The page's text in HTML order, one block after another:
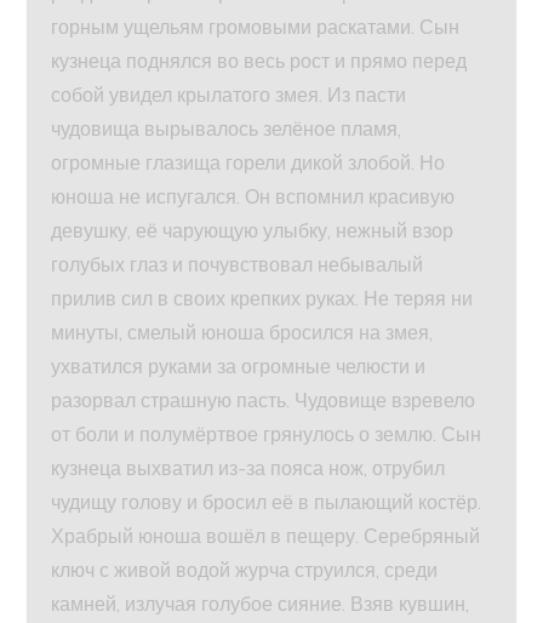
горным ущельям громовыми раскатами. Сын
кузнеца поднялся во весь рост и прямо перед
собой увидел крылатого змея. Из пасти
чудовища вырывалось зелёное пламя,
огромные глазища горели дикой злобой. Но
юноша не испугался. Он вспомнил красивую
девушку, её чарующую улыбку, нежный взор
голубых глаз и почувствовал небывалый
прилив сил в своих крепких руках. Не теряя ни
минуты, смелый юноша бросился на змея,
ухватился руками за огромные челюсти и
разорвал страшную пасть. Чудовище взревело
от боли и полумёртвое грянулось о землю. Сын
кузнеца выхватил из-за пояса нож, отрубил
чудищу голову и бросил её в пылающий костёр.
Храбрый юноша вошёл в пещеру. Серебряный
ключ с живой водой журча струился, среди
камней, излучая голубое сияние. Взяв кувшин,